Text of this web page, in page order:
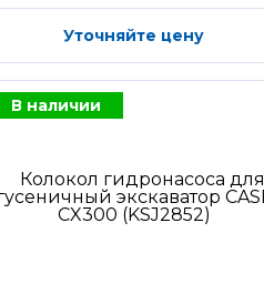
Уточняйте цену
В наличии